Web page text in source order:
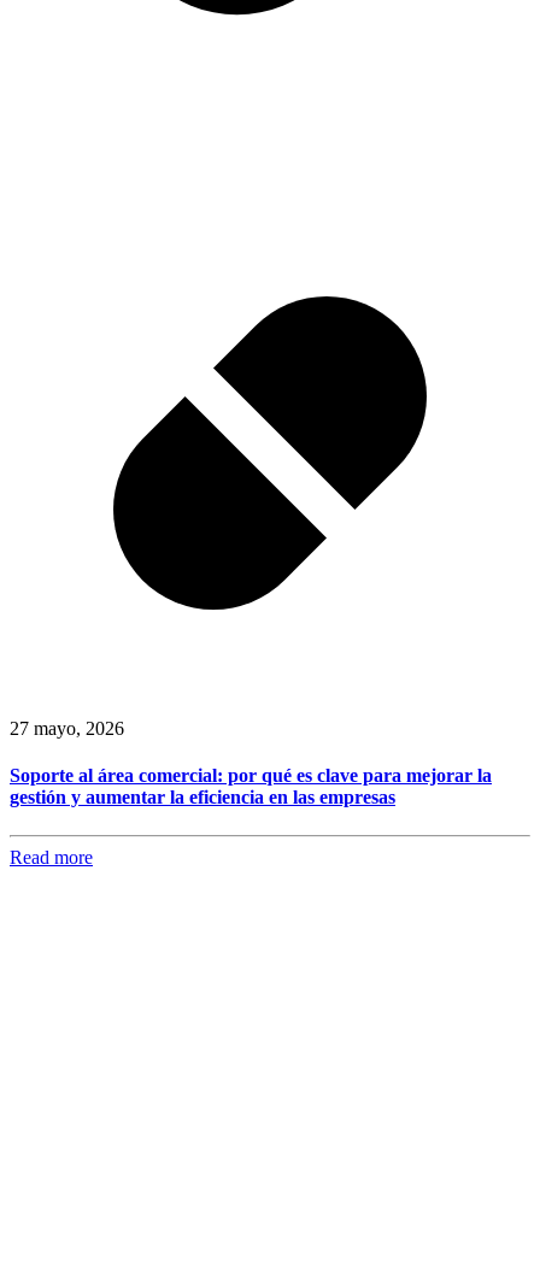
27 mayo, 2026
Soporte al área comercial: por qué es clave para mejorar la
gestión y aumentar la eficiencia en las empresas
Read more